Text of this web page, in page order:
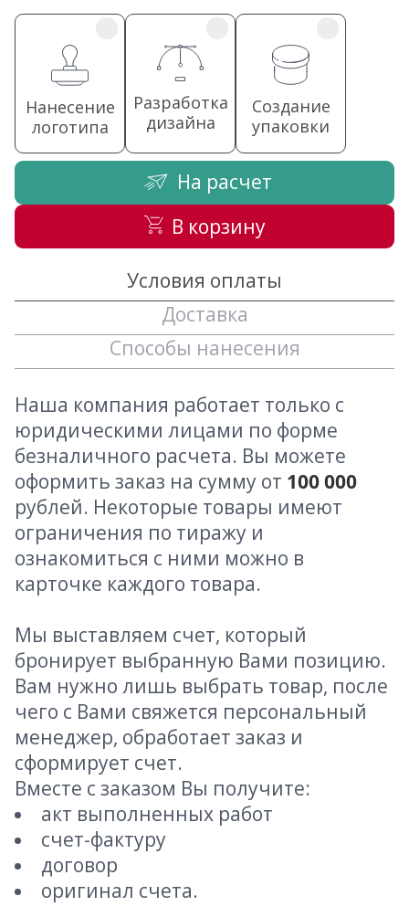
Нанесение
логотипа
Разработка
дизайна
Создание
упаковки
На расчет
В корзину
Условия оплаты
Доставка
Способы нанесения
Наша компания работает только с
юридическими лицами по форме
безналичного расчета. Вы можете
оформить заказ на сумму от 100 000
рублей. Некоторые товары имеют
ограничения по тиражу и
ознакомиться с ними можно в
карточке каждого товара.
Мы выставляем счет, который
бронирует выбранную Вами позицию.
Вам нужно лишь выбрать товар, после
чего с Вами свяжется персональный
менеджер, обработает заказ и
сформирует счет.
Вместе с заказом Вы получите:
акт выполненных работ
счет-фактуру
договор
оригинал счета.